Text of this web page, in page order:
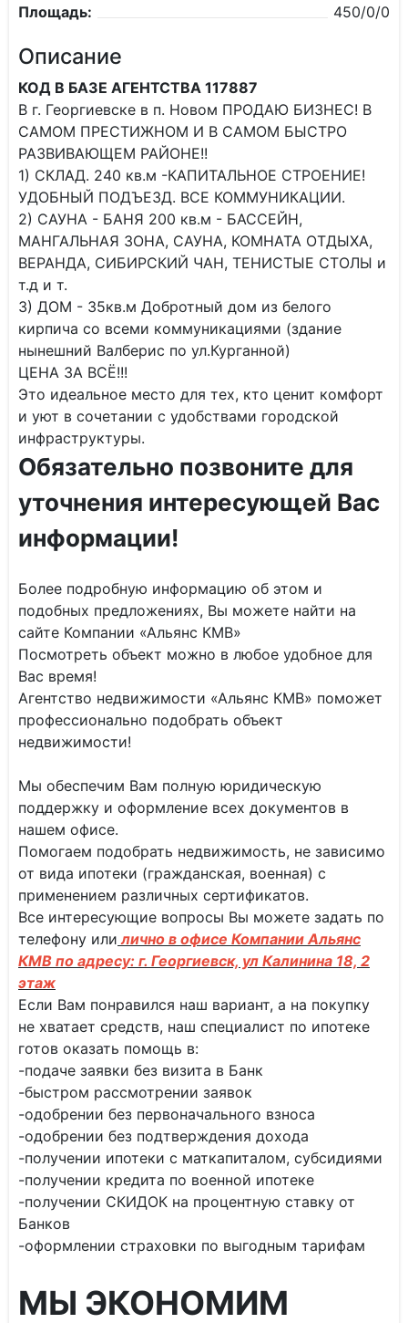
Площадь: 450/0/0
Описание
КОД В БАЗЕ АГЕНТСТВА 117887
В г. Георгиевске в п. Новом ПРОДАЮ БИЗНЕС! В
САМОМ ПРЕСТИЖНОМ И В САМОМ БЫСТРО
РАЗВИВАЮЩЕМ РАЙОНЕ!!
1) СКЛАД. 240 кв.м -КАПИТАЛЬНОЕ СТРОЕНИЕ!
УДОБНЫЙ ПОДЪЕЗД. ВСЕ КОММУНИКАЦИИ.
2) САУНА - БАНЯ 200 кв.м - БАССЕЙН,
МАНГАЛЬНАЯ ЗОНА, САУНА, КОМНАТА ОТДЫХА,
ВЕРАНДА, СИБИРСКИЙ ЧАН, ТЕНИСТЫЕ СТОЛЫ и
т.д и т.
3) ДОМ - 35кв.м Добротный дом из белого
кирпича со всеми коммуникациями (здание
нынешний Валберис по ул.Курганной)
ЦЕНА ЗА ВСЁ!!!
Это идеальное место для тех, кто ценит комфорт
и уют в сочетании с удобствами городской
инфраструктуры.
Обязательно позвоните для
уточнения интересующей Вас
информации!
Более подробную информацию об этом и
подобных предложениях, Вы можете найти на
сайте Компании «Альянс КМВ»
Посмотреть объект можно в любое удобное для
Вас время!
Агентство недвижимости «Альянс КМВ» поможет
профессионально подобрать объект
недвижимости!
Мы обеспечим Вам полную юридическую
поддержку и оформление всех документов в
нашем офисе.
Помогаем подобрать недвижимость, не зависимо
от вида ипотеки (гражданская, военная) с
применением различных сертификатов.
Все интересующие вопросы Вы можете задать по
телефону или лично в офисе Компании Альянс
КМВ по адресу: г. Георгиевск, ул Калинина 18, 2
этаж
Если Вам понравился наш вариант, а на покупку
не хватает средств, наш специалист по ипотеке
готов оказать помощь в:
-подаче заявки без визита в Банк
-быстром рассмотрении заявок
-одобрении без первоначального взноса
-одобрении без подтверждения дохода
-получении ипотеки с маткапиталом, субсидиями
-получении кредита по военной ипотеке
-получении СКИДОК на процентную ставку от
Банков
-оформлении страховки по выгодным тарифам
МЫ ЭКОНОМИМ